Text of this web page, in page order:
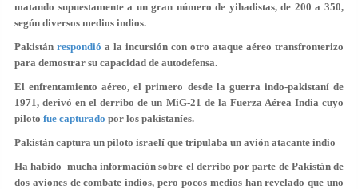
matando supuestamente a un gran número de yihadistas, de 200 a 350,
según diversos medios indios.
Pakistán respondió a la incursión con otro ataque aéreo transfronterizo
para demostrar su capacidad de autodefensa.
El enfrentamiento aéreo, el primero desde la guerra indo-pakistaní de
1971, derivó en el derribo de un MiG-21 de la Fuerza Aérea India cuyo
piloto fue capturado por los pakistaníes.
Pakistán captura un piloto israelí que tripulaba un avión atacante indio
Ha habido mucha información sobre el derribo por parte de Pakistán de
dos aviones de combate indios, pero pocos medios han revelado que uno